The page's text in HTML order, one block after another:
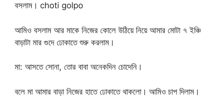
বসলাম। choti golpo
আমিও বসলাম আর মাকে নিজের কোলে উঠিয়ে নিয়ে আমার মোটা ৭ ইঞ্চি
বাড়াটা মার গুদে ঢোকাতে শুরু করলাম।
মা: আসতে সোনা, তোর বাবা অনেকদিন চোদেনি।
বলে মা আমার বাড়া নিজের হাতে ঢোকাতে থাকলো। আমিও চাপ দিলাম।